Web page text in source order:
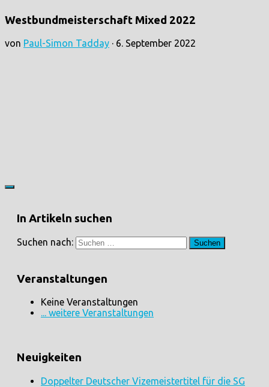
Westbundmeisterschaft Mixed 2022
von Paul-Simon Tadday · 6. September 2022
In Artikeln suchen
Suchen nach:
Veranstaltungen
Keine Veranstaltungen
... weitere Veranstaltungen
Neuigkeiten
Doppelter Deutscher Vizemeistertitel für die SG